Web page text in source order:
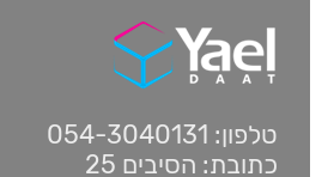
טלפון: 054-3040131
כתובת: הסיבים 25